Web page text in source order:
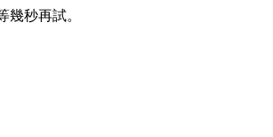
幾秒再試。